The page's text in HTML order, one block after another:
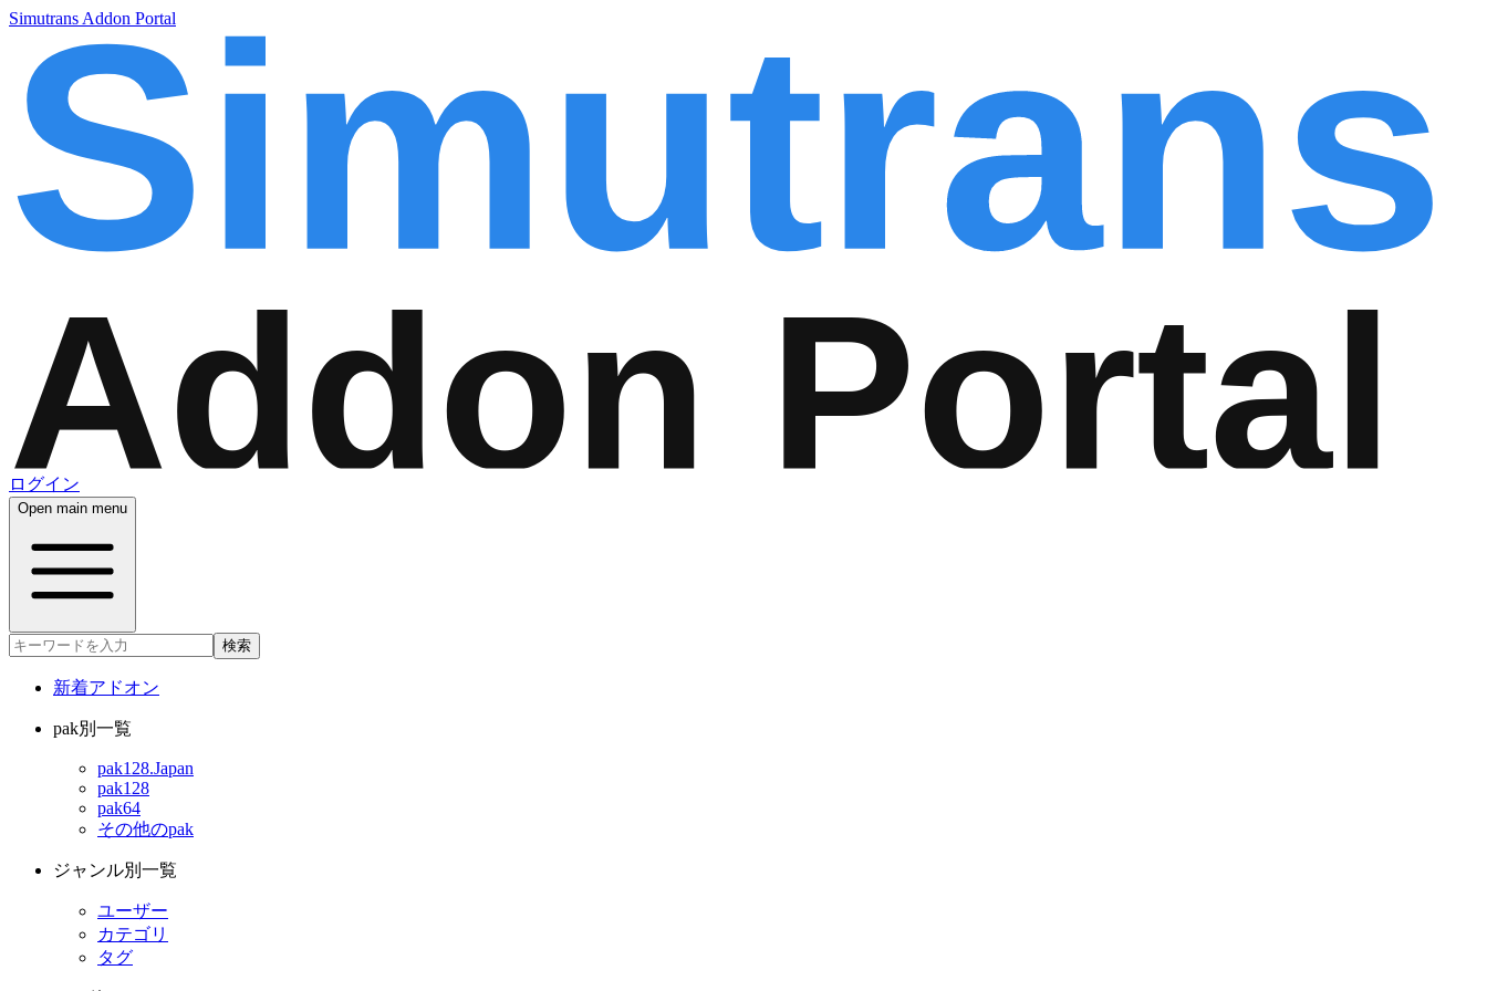
Simutrans Addon Portal
ログイン
Open main menu
検索
新着アドオン
pak別一覧
pak128.Japan
pak128
pak64
その他のpak
ジャンル別一覧
ユーザー
カテゴリ
タグ